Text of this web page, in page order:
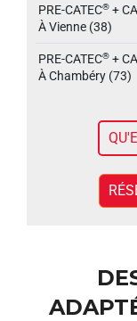
PRE-CATEC® +
À Vienne (38)
PRE-CATEC® +
À Chambéry (73)